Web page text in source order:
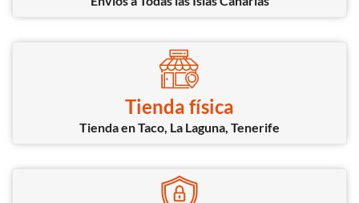
Tienda física
Tienda en Taco, La Laguna, Tenerife